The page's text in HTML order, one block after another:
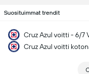
Suosituimmat trendit
Cruz Azul voitti - 6/7
Cruz Azul voitti